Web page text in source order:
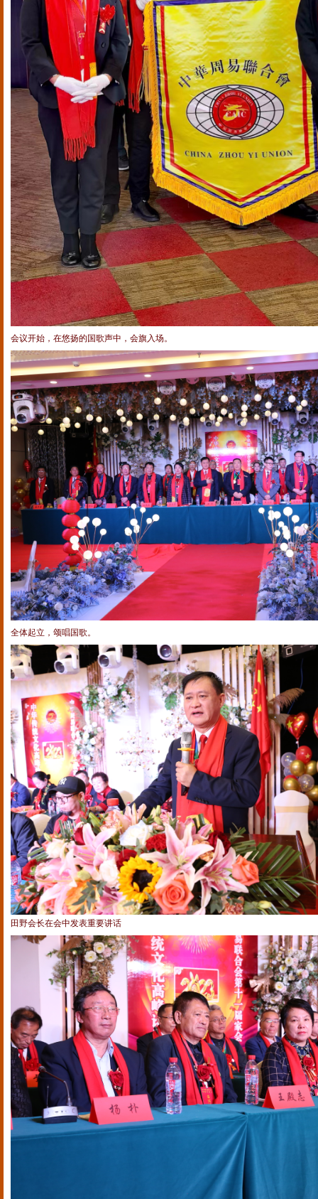
会议开始，在悠扬的国歌声中，会旗入场。
全体起立，颂唱国歌。
田野会长在会中发表重要讲话